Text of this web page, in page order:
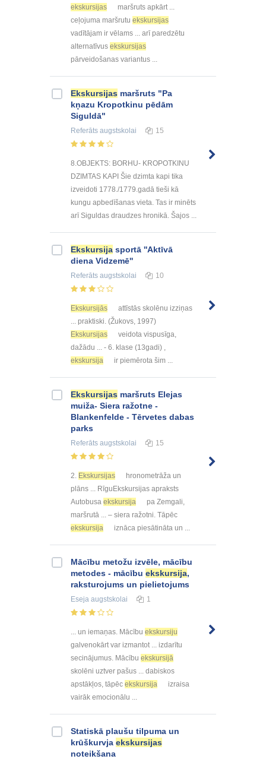
ekskursijas
maršruts apkārt ...
ceļojuma maršrutu ekskursijas
vadītājam ir vēlams ... arī paredzētu
alternatīvus ekskursijas
pārveidošanas variantus ...
Ekskursijas maršruts "Pa
kņazu Kropotkinu pēdām
Siguldā"
Referāts augstskolai 15
8.OBJEKTS: BORHU- KROPOTKINU
DZIMTAS KAPI Šie dzimta kapi tika
izveidoti 1778./1779.gadā tieši kā
kungu apbedīšanas vieta. Tas ir minēts
arī Siguldas draudzes hronikā. Šajos ...
Ekskursija sportā ''Aktīvā
diena Vidzemē''
Referāts augstskolai 10
Ekskursijās
attīstās skolēnu izziņas
... praktiski. (Žukovs, 1997)
Ekskursijas
veidota vispusīga,
dažādu ... - 6. klase (13gadi) ,
ekskursija
ir piemērota šim ...
Ekskursijas maršruts Elejas
muiža- Siera ražotne -
Blankenfelde - Tērvetes dabas
parks
Referāts augstskolai 15
2. Ekskursijas
hronometrāža un
plāns ... RīguEkskursijas apraksts
Autobusa ekskursija
pa Zemgali,
maršrutā ... – siera ražotni. Tāpēc
ekskursija
iznāca piesātināta un ...
Mācību metožu izvēle, mācību
metodes - mācību ekskursija,
raksturojums un pielietojums
Eseja augstskolai 1
... un iemaņas. Mācību ekskursiju
galvenokārt var izmantot ... izdarītu
secinājumus. Mācību ekskursijā
skolēni uztver pašus ... dabiskos
apstākļos, tāpēc ekskursija
izraisa
vairāk emocionālu ...
Statiskā plaušu tilpuma un
krūškurvja ekskursijas
noteikšana